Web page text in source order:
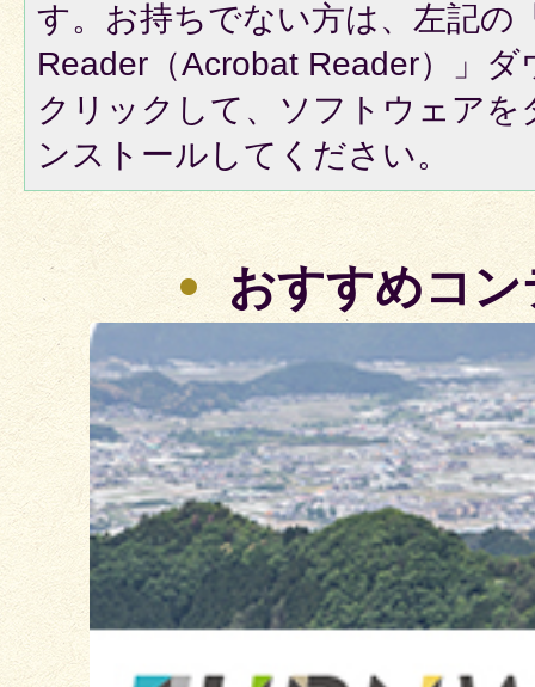
す。お持ちでない方は、左記の
Reader（Acrobat Reader）」
クリックして、ソフトウェア
ンストールしてください。
おすすめコ
2
枚
目
の
ス